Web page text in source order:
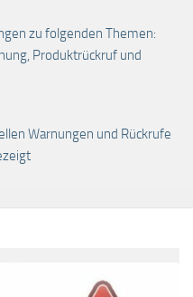
zu folgenden Themen:
Produktrückruf und
Warnungen und Rückrufe